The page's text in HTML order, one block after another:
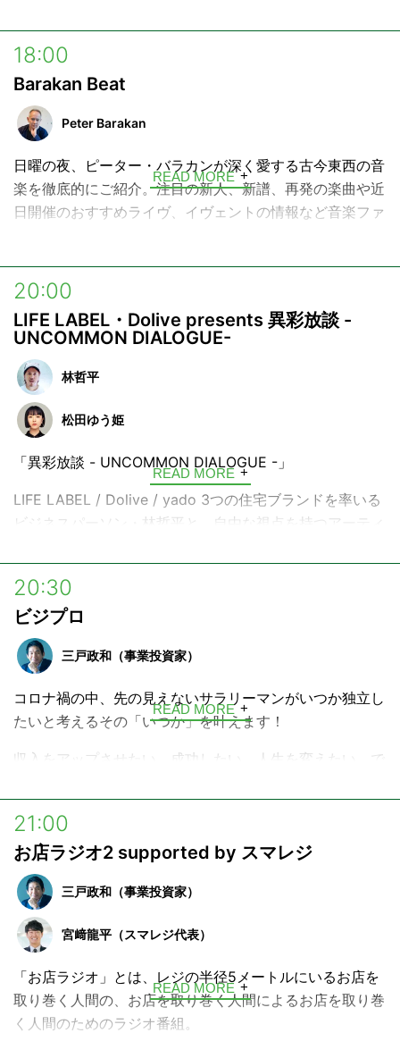
18:00
Barakan Beat
Peter Barakan
日曜の夜、ピーター・バラカンが深く愛する古今東西の音
楽を徹底的にご紹介。注目の新人、新譜、再発の楽曲や近
日開催のおすすめライヴ、イヴェントの情報など音楽ファ
リクエストも随時受け付け中。
そして時にはゲストをお迎えし、トーク＆スタジオ・ライ
ヴ・セッションもお楽しみいただけます。大好評「名盤片
面」のコーナーもあります。
READ MORE
20:00
LIFE LABEL・Dolive presents 異彩放談 -
UNCOMMON DIALOGUE-
林哲平
松田ゆう姫
「異彩放談 - UNCOMMON DIALOGUE -」
LIFE LABEL / Dolive / yado 3つの住宅ブランドを率いる
ビジネスパーソン・林哲平と、自由な視点を持つアーティ
線で活躍するゲストを迎え、ゲストの人生を彩ってきたも
の・こと、成功の裏側にある葛藤、ビジネスの本質に迫る
対話番組。
READ MORE
20:30
ビジプロ
三戸政和（事業投資家）
コロナ禍の中、先の見えないサラリーマンがいつか独立し
たいと考えるその「いつか」を叶えます！
収入をアップさせたい、成功したい、人生を変えたい、で
一歩となる考え方や行動の仕方が具体的に聴ける。
ベストセラー作家でもある三戸氏が新進気鋭の起業家（ビ
ジネス・プロフェッショナル）を招き、他では聴けない実
践的なビジネスのヒントをお送りします。
日曜日の夜、明日からのモチベーションが湧いてくるビジ
ネス番組です。
番組に来られたゲストとのトークをnoteでも発信中!!
https://note.com/masakazumito
READ MORE
21:00
お店ラジオ2 supported by スマレジ
三戸政和（事業投資家）
宮﨑龍平（スマレジ代表）
「お店ラジオ」とは、レジの半径5メートルにいるお店を
取り巻く人間の、お店を取り巻く人間によるお店を取り巻
く人間のためのラジオ番組。
READ MORE